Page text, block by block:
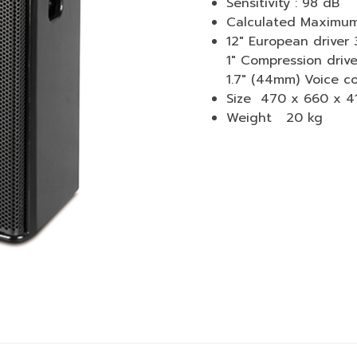
Calculated
12″ European
1″ Compression
1.7″ (44mm) Voice
Size 470 x 660 x
Weight 20 kg